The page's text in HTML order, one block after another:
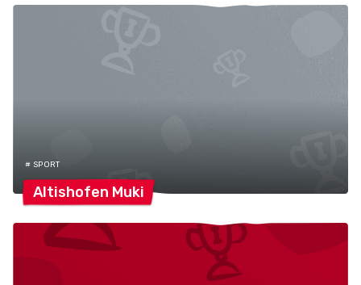
# SPORT
Altishofen Muki